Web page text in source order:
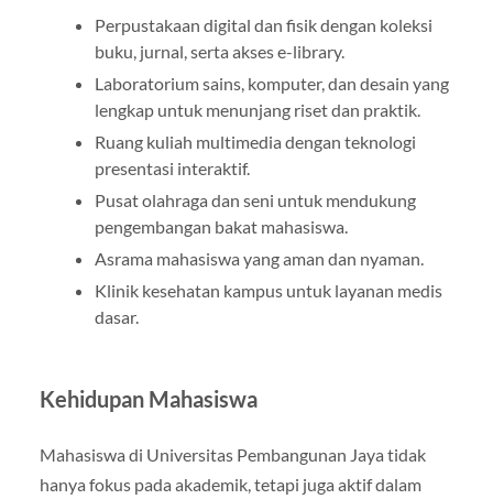
Perpustakaan digital dan fisik dengan koleksi
buku, jurnal, serta akses e-library.
Laboratorium sains, komputer, dan desain yang
lengkap untuk menunjang riset dan praktik.
Ruang kuliah multimedia dengan teknologi
presentasi interaktif.
Pusat olahraga dan seni untuk mendukung
pengembangan bakat mahasiswa.
Asrama mahasiswa yang aman dan nyaman.
Klinik kesehatan kampus untuk layanan medis
dasar.
Kehidupan Mahasiswa
Mahasiswa di Universitas Pembangunan Jaya tidak
hanya fokus pada akademik, tetapi juga aktif dalam